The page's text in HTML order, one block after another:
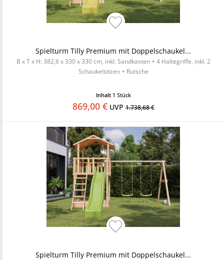
Spielturm Tilly Premium mit Doppelschaukel...
B x T x H: 382,6 x 330 x 330 cm, inkl. Sandkasten + 4 Haltegriffe, inkl. 2
Schaukelsitzen + Rutsche
Inhalt 1 Stück
869,00 €UVP1.738,68 €
Spielturm Tilly Premium mit Doppelschaukel...